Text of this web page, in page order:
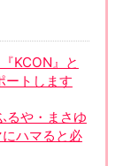
KCON』と
ートします
るや・まさゆ
ハマると必